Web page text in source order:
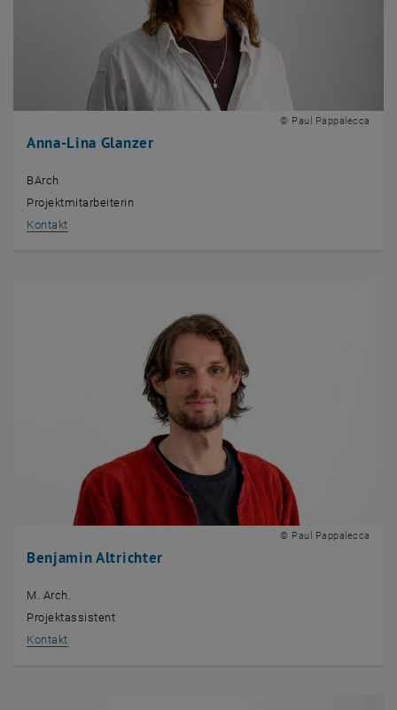
Anna-Lina Glanzer
© Paul Pappalecca
BArch
Projektmitarbeiterin
Kontakt, öffnet eine externe URL in einem neuen Fenster
Benjamin Altrichter
© Paul Pappalecca
M. Arch.
Projektassistent
Kontakt, öffnet eine externe URL in einem neuen Fenster